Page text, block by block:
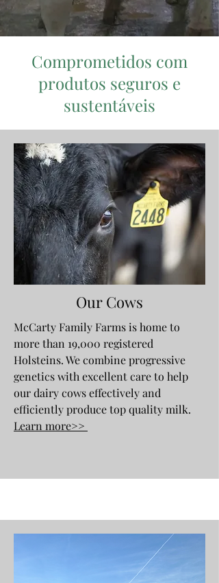
Comprometidos com
produtos seguros e
sustentáveis
Our Cows
McCarty Family Farms is home to
more than 19,000 registered
Holsteins. We combine progressive
genetics with excellent care to help
our dairy cows effectively and
efficiently produce top quality milk.
Learn more>>